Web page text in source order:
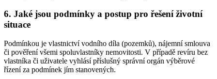
6. Jaké jsou podmínky a postup pro řešení životní
situace
Podmínkou je vlastnictví vodního díla (pozemků), nájemní smlouva
či pověření všemi spoluvlastníky nemovitosti. V případě revíru bez
vlastníka či uživatele vyhlásí příslušný správní orgán výběrové
řízení za podmínek jím stanovených.